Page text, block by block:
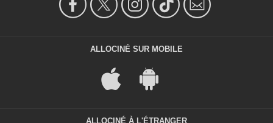
ALLOCINÉ SUR MOBILE
ALLOCINÉ À L'ÉTRANGER